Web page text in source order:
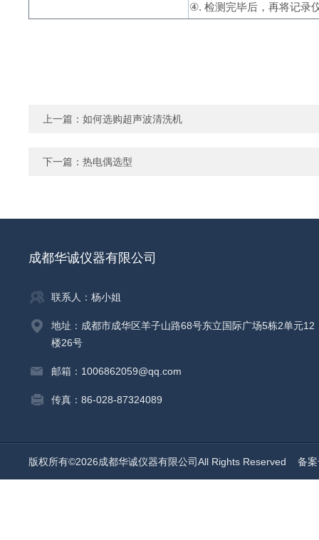
④. 检测完毕后，再将记录
上一篇： 如何选购超声波清洗机
下一篇： 热电偶选型
成都华诚仪器有限公司
联系人：杨小姐
地址：成都市成华区羊子山路68号东立国际广场5栋2单元12
楼26号
邮箱：1006862059@qq.com
传真：86-028-87324089
版权所有©2026成都华诚仪器有限公司All Rights Reserved 备